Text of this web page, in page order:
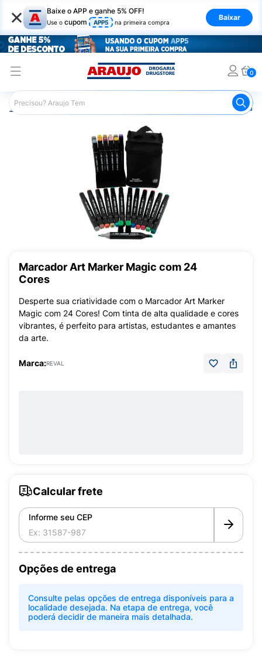
× Baixe o APP e ganhe 5% OFF!
Use o cupom APP5 na primeira compra
Baixar
0
Araujo Mercado
Marcador Art Marker Magic com 24
Cores
Desperte sua criatividade com o Marcador Art Marker
Magic com 24 Cores! Com tinta de alta qualidade e cores
vibrantes, é perfeito para artistas, estudantes e amantes
da arte.
Marca:REVAL
Calcular frete
Informe seu CEP
Opções de entrega
Consulte pelas opções de entrega disponíveis para a
localidade desejada. Na etapa de entrega, você
poderá decidir de maneira mais detalhada.